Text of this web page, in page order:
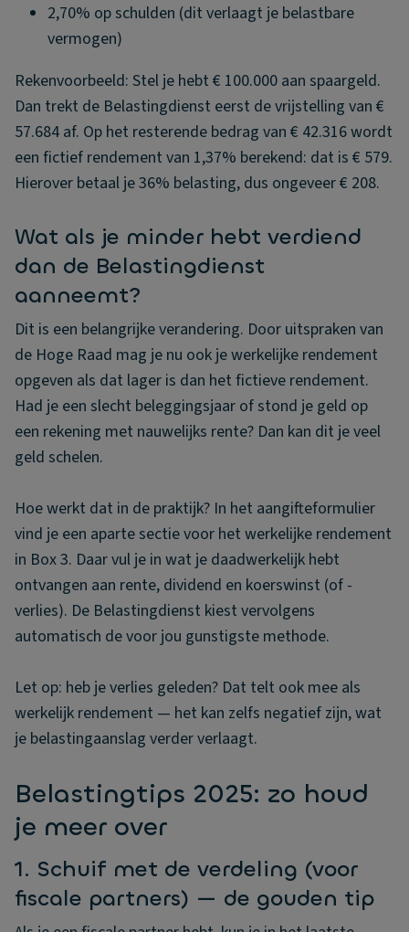
2,70% op schulden (dit verlaagt je belastbare
vermogen)
Rekenvoorbeeld: Stel je hebt € 100.000 aan spaargeld.
Dan trekt de Belastingdienst eerst de vrijstelling van €
57.684 af. Op het resterende bedrag van € 42.316 wordt
een fictief rendement van 1,37% berekend: dat is € 579.
Hierover betaal je 36% belasting, dus ongeveer € 208.
Wat als je minder hebt verdiend
dan de Belastingdienst
aanneemt?
Dit is een belangrijke verandering. Door uitspraken van
de Hoge Raad mag je nu ook je werkelijke rendement
opgeven als dat lager is dan het fictieve rendement.
Had je een slecht beleggingsjaar of stond je geld op
een rekening met nauwelijks rente? Dan kan dit je veel
geld schelen.
Hoe werkt dat in de praktijk? In het aangifteformulier
vind je een aparte sectie voor het werkelijke rendement
in Box 3. Daar vul je in wat je daadwerkelijk hebt
ontvangen aan rente, dividend en koerswinst (of -
verlies). De Belastingdienst kiest vervolgens
automatisch de voor jou gunstigste methode.
Let op: heb je verlies geleden? Dat telt ook mee als
werkelijk rendement — het kan zelfs negatief zijn, wat
je belastingaanslag verder verlaagt.
Belastingtips 2025: zo houd
je meer over
1. Schuif met de verdeling (voor
fiscale partners) — de gouden tip